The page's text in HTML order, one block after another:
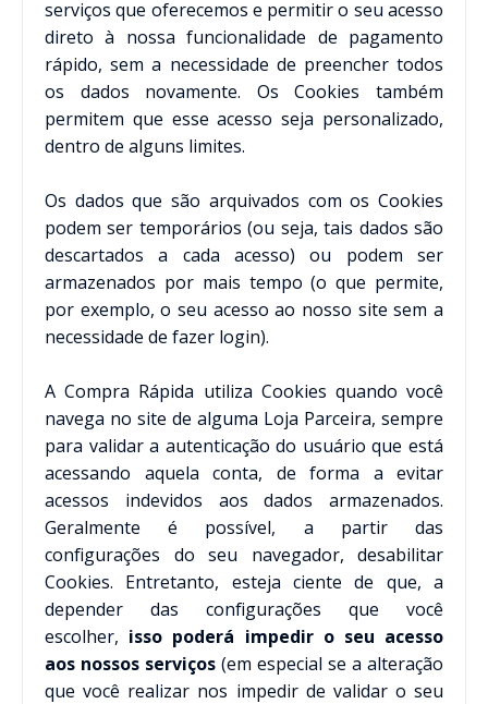
serviços que oferecemos e permitir o seu acesso
direto à nossa funcionalidade de pagamento
rápido, sem a necessidade de preencher todos
os dados novamente. Os Cookies também
permitem que esse acesso seja personalizado,
dentro de alguns limites.
Os dados que são arquivados com os Cookies
podem ser temporários (ou seja, tais dados são
descartados a cada acesso) ou podem ser
armazenados por mais tempo (o que permite,
por exemplo, o seu acesso ao nosso site sem a
necessidade de fazer login).
A Compra Rápida utiliza Cookies quando você
navega no site de alguma Loja Parceira, sempre
para validar a autenticação do usuário que está
acessando aquela conta, de forma a evitar
acessos indevidos aos dados armazenados.
Geralmente é possível, a partir das
configurações do seu navegador, desabilitar
Cookies. Entretanto, esteja ciente de que, a
depender das configurações que você
escolher, isso poderá impedir o seu acesso
aos nossos serviços (em especial se a alteração
que você realizar nos impedir de validar o seu